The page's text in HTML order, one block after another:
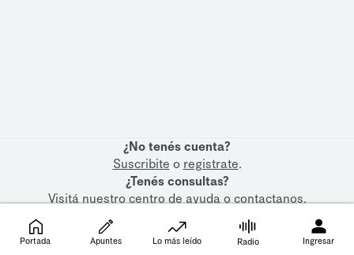
¿No tenés cuenta?
Suscribite o registrate.
¿Tenés consultas?
Visitá nuestrocentro de ayudaocontactanos.
Portada Apuntes Lo más leído Radio Ingresar